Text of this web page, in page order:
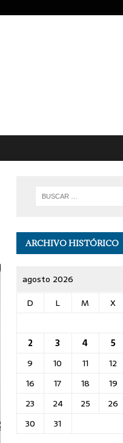
ARCHIVO HISTÓRICO
agosto 2026
D
L M X
2
3 4 5
9
10 11 12
16
17 18 19
23
24 25 26
30
31